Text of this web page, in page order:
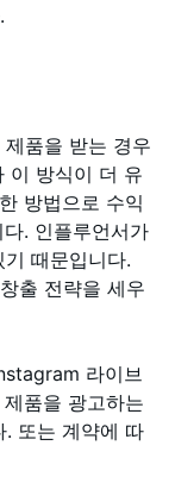
품을 받는 경우
이 방식이 더 유
방법으로 수익
. 인플루언서가
때문입니다.
출 전략을 세우
라이브
품을 광고하는
. 또는 계약에 따